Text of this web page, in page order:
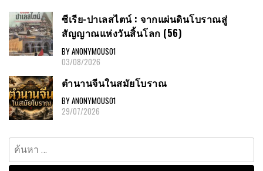
ซีเรีย-ปาเลสไตน์ : จากแผ่นดินโบราณสู่
สัญญาณแห่งวันสิ้นโลก (56)
BY ANONYMOUS01
03/08/2026
ตำนานจีนในสมัยโบราณ
BY ANONYMOUS01
29/07/2026
ค้นหา
สำหรับ: